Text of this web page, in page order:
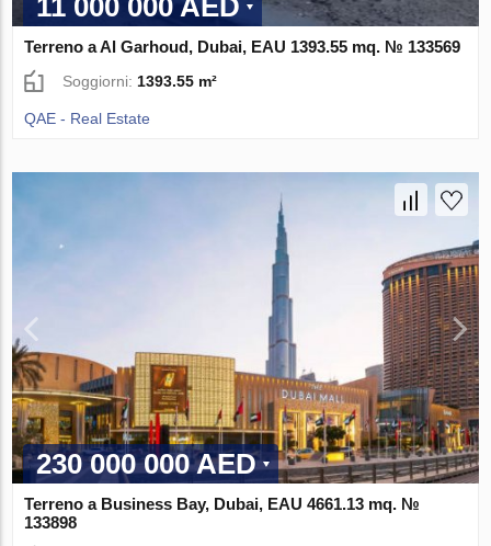
Terreno a Al Garhoud, Dubai, EAU 1393.55 mq. № 133569
Soggiorni: 1393.55 m²
QAE - Real Estate
230 000 000 AED
Terreno a Business Bay, Dubai, EAU 4661.13 mq. №
133898